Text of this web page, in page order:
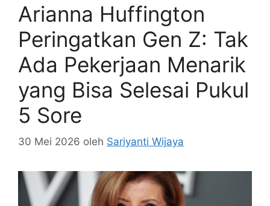
Arianna Huffington
Peringatkan Gen Z: Tak
Ada Pekerjaan Menarik
yang Bisa Selesai Pukul
5 Sore
30 Mei 2026 oleh Sariyanti Wijaya